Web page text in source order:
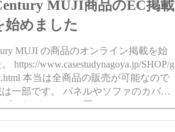
MUJI商品のEC掲載
始めました
MUJI の商品のオンライン掲載を始
https://www.casestudynagoya.jp/SHOP/g
本当は全商品の販売が可能なので
一部です。 パネルやソファのカバー
ブルなどはECには不...